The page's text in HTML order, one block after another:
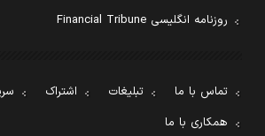
روزنامه انگلیسی Financial Tribune
تماس با ما تبلیغات اشتراک
همکاری با ما